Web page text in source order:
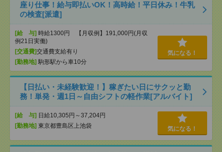
座り仕事！給与即払いOK！高時給！平日休み！牛乳
の検査[派遣]
[給 与] 時給1300円 【月収例】191,000円(月収
例21日実働)
[交通費]交通費支給有り
[勤務地] 駒形駅から車10分
気になる！
【日払い・未経験歓迎！】稼ぎたい日にサクッと勤
務！単発・週1日～自由シフトの軽作業[アルバイト]
[給 与] 日給10,305円～37,204円
[勤務地] 東京都豊島区上池袋 気になる！